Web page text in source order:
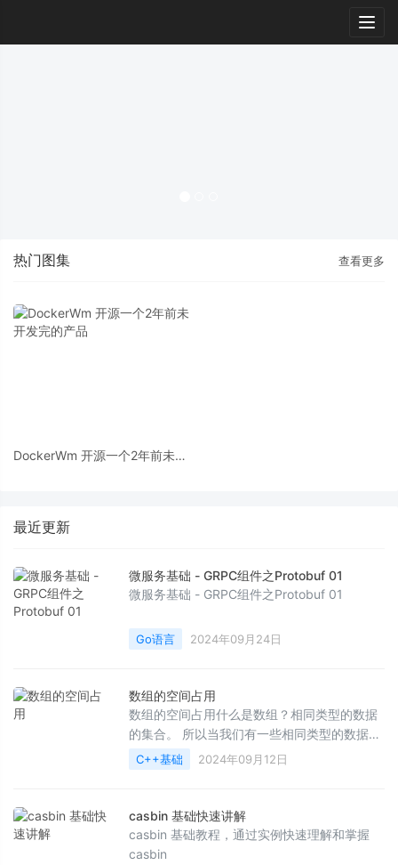
热门图集 查看更多
DockerWm 开源一个2年前未开
最近更新
微服务基础 - GRPC组件之Protobuf 01
微服务基础 - GRPC组件之Protobuf 01
Go语言 2024年09月24日
数组的空间占用
数组的空间占用什么是数组？相同类型的数据
的集合。 所以当我们有一些相同类型的数据需
要放到一起的时候,就可以使用数组,以方便对其
操作。
C++基础 2024年09月12日
casbin 基础快速讲解
casbin 基础教程，通过实例快速理解和掌握
casbin